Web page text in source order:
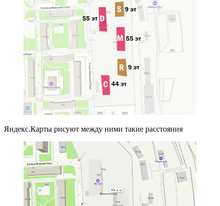
Яндекс.Карты рисуют между ними такие расстояния